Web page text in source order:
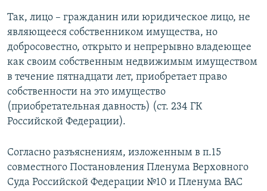
Так, лицо – гражданин или юридическое лицо, не
являющееся собственником имущества, но
добросовестно, открыто и непрерывно владеющее
как своим собственным недвижимым имуществом
в течение пятнадцати лет, приобретает право
собственности на это имущество
(приобретательная давность) (ст. 234 ГК
Российской Федерации).
Согласно разъяснениям, изложенным в п.15
совместного Постановления Пленума Верховного
Суда Российской Федерации №10 и Пленума ВАС